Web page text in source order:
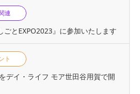
連
ごとEXPO2023』に参加いたします
ト
デイ・ライフ モア世田谷用賀で開